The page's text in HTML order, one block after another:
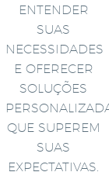
ENTENDER
SUAS
NECESSIDADES
E OFERECER
SOLUÇÕES
QUE SUPEREM
SUAS
EXPECTATIVAS.